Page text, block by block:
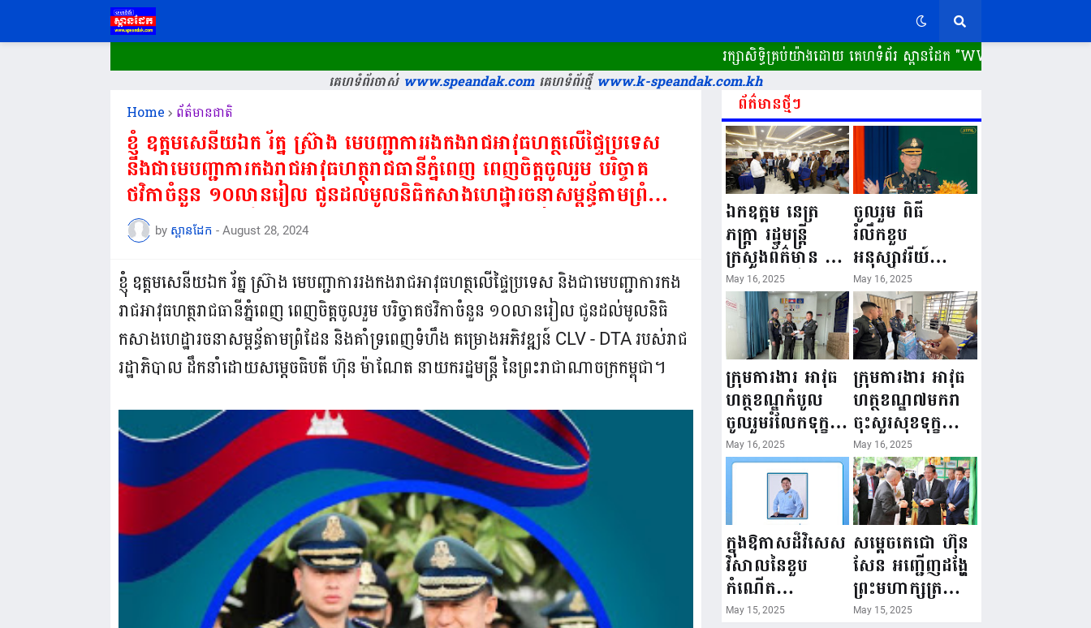
រក្សាសិទ្ធិគ្រប់យ៉ាងដោយ គេហទំព័រ ស្ពានដែក​
គេហទំព័រចាស់www.speandak.comគេហទំព័រថ្មីwww.k-speandak.com.kh
Home ព័ត៌មានជាតិ
ខ្ញុំ ឧត្តមសេនីយឯក រ័ត្ន ស្រ៊ាង មេបញ្ជាការរងកងរាជអាវុធហត្ថលើផ្ទៃប្រទេស
និងជាមេបញ្ជាការកងរាជអាវុធហត្ថរាជធានីភ្នំពេញ ពេញចិត្តចូលរួម បរិច្ចាគ
ថវិកាចំនួន ១០លានរៀល ជូនដល់មូលនិធិកសាងហេដ្ឋារចនាសម្ពន្ធ័តាមព្រំដែន
និងគាំទ្រពេញទំហឹង គម្រោងអភិវឌ្ឍន៍ CLV - DTA របស់រាជរដ្ឋាភិបាល
ដឹកនាំដោយសម្ដេចធិបតី ហ៊ុន ម៉ាណែត នាយករដ្ឋមន្ត្រី នៃព្រះរាជាណាចក្រ
កម្ពុជា...
by ស្ពានដែក - August 28, 2024
ខ្ញុំ ឧត្តមសេនីយឯក រ័ត្ន ស្រ៊ាង មេបញ្ជាការរងកងរាជអាវុធហត្ថលើផ្ទៃប្រទេស និងជាមេបញ្ជាការកង
រាជអាវុធហត្ថរាជធានីភ្នំពេញ ពេញចិត្តចូលរួម បរិច្ចាគថវិកាចំនួន ១០លានរៀល ជូនដល់មូលនិធិ
កសាងហេដ្ឋារចនាសម្ពន្ធ័តាមព្រំដែន និងគាំទ្រពេញទំហឹង គម្រោងអភិវឌ្ឍន៍ CLV - DTA របស់រាជ
រដ្ឋាភិបាល ដឹកនាំដោយសម្ដេចធិបតី ហ៊ុន ម៉ាណែត នាយករដ្ឋមន្ត្រី នៃព្រះរាជាណាចក្រកម្ពុជា។
ព័ត៌មានថ្មីៗ
ឯកឧត្តម នេត្រ
ភក្ត្រា រដ្ឋមន្ត្រី
ក្រសួងព័ត៌មាន នៅ
រសៀលថ្ងៃទី១៦ ខែ
ឧសភា
ឆ្នាំ២០២៥នេះ
បានអញ្ជើញចុះធ្វើ
ជំរឿនថ្នាក់ដឹកនាំ
មន្ត្រីរាជការស៉ីវិល
នៃក្រសួងព័ត៌មាន...
May 16, 2025
ចូលរួម ពិធី
រំលឹកខួប
អនុស្សាវរីយ៍
លើកទី៨០ ថ្ងៃ
កំណើតនគរបាល
ជាតិកម្ពុជា “១៦
ឧសភា ១៩៤៥ ~
១៦ ឧសភា
២០២៥”...
May 16, 2025
ក្រុមការងារ អាវុធ
ហត្ថខណ្ឌកំបូល
ចូលរួមរំលែកទុក្ខ
ដល់គ្រួសារ
សមាជិក ដែល
ឪពុកក្មេករបស់
លោកទទួលមរណៈ
ភាព!
May 16, 2025
ក្រុមការងារ អាវុធ
ហត្ថខណ្ឌ៧មករា
ចុះសួរសុខទុក្ខ
សមាជិក ដែលជួប
គ្រោះថ្នាក់
ចរាចរណ៍ កំពុង
សម្រាកព្យាបាល
នៅមន្ទីរពេទ្យ!
May 16, 2025
ក្នុងឱកាសដ៏វិសេស
វិសាលនៃខួប
កំណើត
គម្រប់ខួប៤៤
May 15, 2025
សម្តេចតេជោ ហ៊ុន
សែន អញ្ជើញដង្ហែ
ព្រះមហាក្សត្រ
យាងទតការតាំង
May 15, 2025